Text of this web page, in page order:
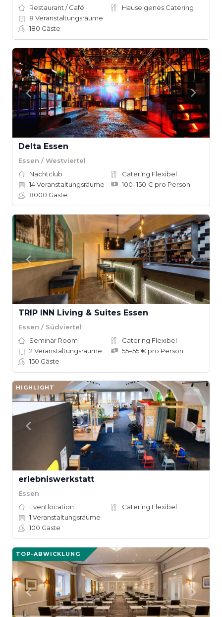
Restaurant / Café
Hauseigenes Catering
8 Veranstaltungsräume
180 Gäste
Delta Essen
Essen / Westviertel
Nachtclub
Catering Flexibel
14Veranstaltungsräume
100–150 € pro Person
8000 Gäste
TRIP INN Living & Suites Essen
Essen / Südviertel
Seminar Room
Catering Flexibel
2 Veranstaltungsräume
55–55 € pro Person
150 Gäste
HIGHLIGHT
erlebniswerkstatt
Essen
Eventlocation
Catering Flexibel
1 Veranstaltungsräume
100 Gäste
TOP-ABWICKLUNG